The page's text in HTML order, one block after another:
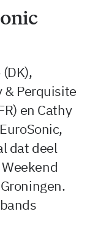
& Perquisite
en Cathy
dat deel